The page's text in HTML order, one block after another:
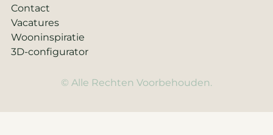
Contact
Vacatures
Wooninspiratie
3D-configurator
© Alle Rechten Voorbehouden.